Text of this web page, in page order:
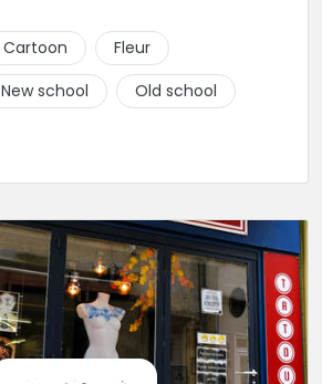
Cartoon
Fleur
New school
Old school